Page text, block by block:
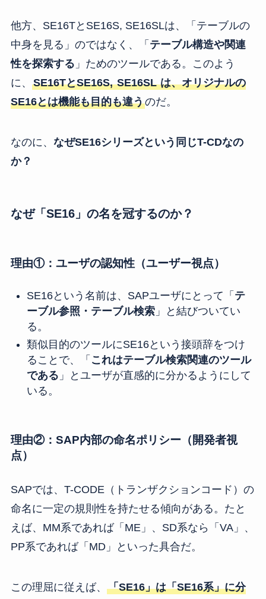
他方、SE16TとSE16S, SE16SLは、「テーブルの
中身を見る」のではなく、「 テーブル構造や関連
性を探索する 」ためのツールである。このよう
に、 SE16TとSE16S,SE16SL は、オリジナルの
SE16とは機能も目的も違うのだ。
なのに、 なぜSE16シリーズという同じT-CDなの
か？
なぜ「SE16」の名を冠するのか？
理由①：ユーザの認知性（ユーザー視点）
SE16という名前は、SAPユーザにとって「 テ
ーブル参照・テーブル検索」と結びついてい
る。
類似目的のツールにSE16という接頭辞をつけ
ることで、「 これはテーブル検索関連のツール
である 」とユーザが直感的に分かるようにして
いる。
理由②：SAP内部の命名ポリシー（開発者視
点）
SAPでは、T-CODE（トランザクションコード）の
命名に一定の規則性を持たせる傾向がある。たと
えば、MM系であれば「ME」、SD系なら「VA」、
PP系であれば「MD」といった具合だ。
この理屈に従えば、 「SE16」は「SE16系」に分